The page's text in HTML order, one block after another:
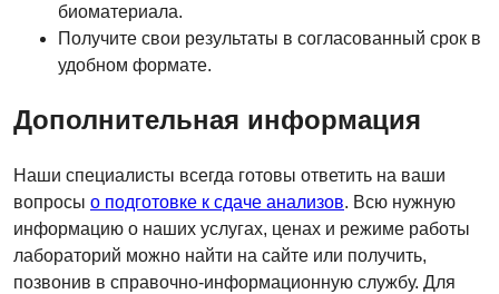
биоматериала.
Получите свои результаты в согласованный срок в
удобном формате.
Дополнительная информация
Наши специалисты всегда готовы ответить на ваши
вопросы о подготовке к сдаче анализов. Всю нужную
информацию о наших услугах, ценах и режиме работы
лабораторий можно найти на сайте или получить,
позвонив в справочно-информационную службу. Для